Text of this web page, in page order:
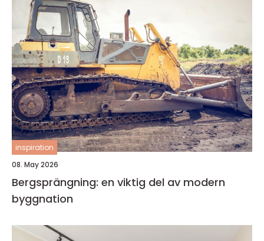
inspiration
08. May 2026
Bergsprängning: en viktig del av modern
byggnation